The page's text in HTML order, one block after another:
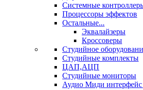
Системные
Процессоры эффектов
Остальные...
Эквалайзеры
Кроссоверы
Студийное
Студийные комплекты
ЦАП,АЦП
Студийные мониторы
Аудио Миди интерфейс